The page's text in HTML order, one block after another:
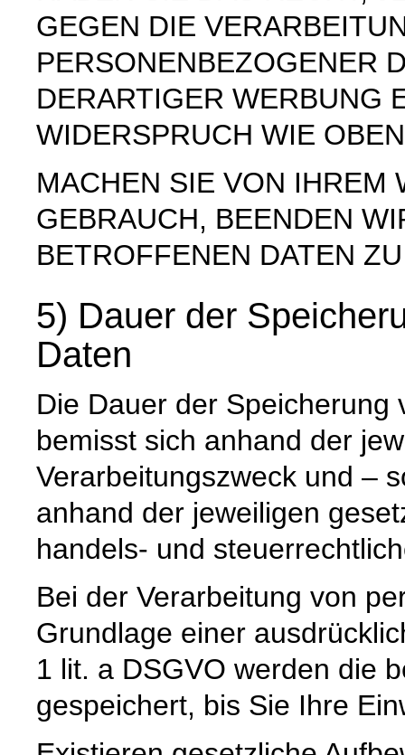
GEGEN DIE
PERSONENBEZOGENER
DERARTIGER WERBUNG
WIDERSPRUCH WIE
MACHEN SIE VON IHREM
GEBRAUCH, BEENDEN
BETROFFENEN DATEN
5) Dauer der
Daten
Die Dauer der
bemisst sich anhand der
Verarbeitungszweck und –
anhand der jeweiligen
handels- und
Bei der Verarbeitung von
Grundlage einer
1 lit. a DSGVO werden die
gespeichert, bis Sie Ihre